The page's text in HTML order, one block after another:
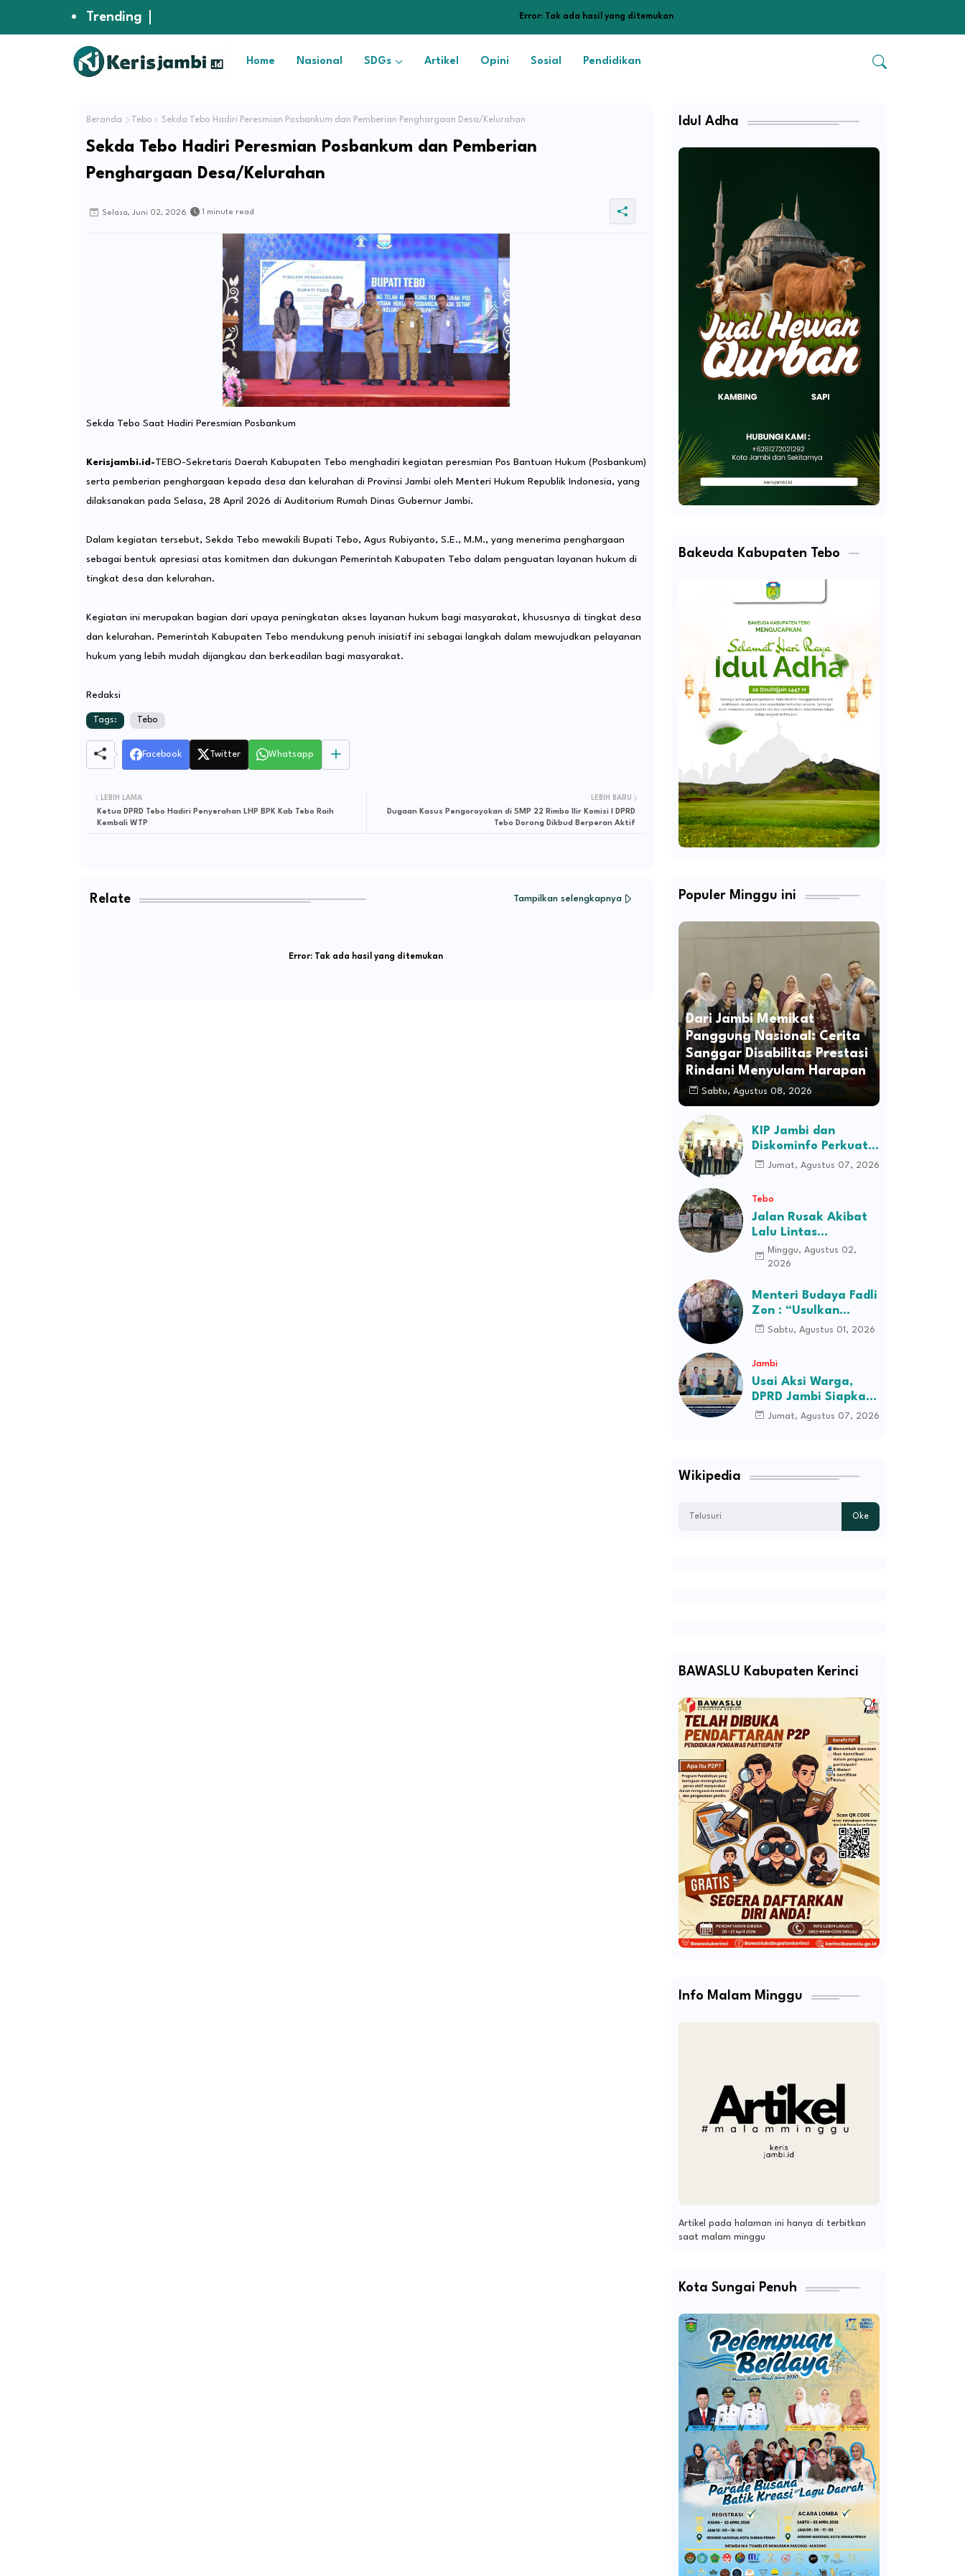
Trending Error: Tak ada hasil yang ditemukan
Home Nasional SDGs Artikel Opini Sosial Pendidikan
Beranda Tebo Sekda Tebo Hadiri Peresmian Posbankum dan Pemberian Penghargaan Desa/Kelurahan
Sekda Tebo Hadiri Peresmian Posbankum dan Pemberian
Penghargaan Desa/Kelurahan
Selasa, Juni 02, 2026 1 minute read
Sekda Tebo Saat Hadiri Peresmian Posbankum
Kerisjambi.id-TEBO-Sekretaris Daerah Kabupaten Tebo menghadiri kegiatan peresmian Pos Bantuan Hukum (Posbankum)
serta pemberian penghargaan kepada desa dan kelurahan di Provinsi Jambi oleh Menteri Hukum Republik Indonesia, yang
dilaksanakan pada Selasa, 28 April 2026 di Auditorium Rumah Dinas Gubernur Jambi.
Dalam kegiatan tersebut, Sekda Tebo mewakili Bupati Tebo, Agus Rubiyanto, S.E., M.M., yang menerima penghargaan
sebagai bentuk apresiasi atas komitmen dan dukungan Pemerintah Kabupaten Tebo dalam penguatan layanan hukum di
tingkat desa dan kelurahan.
Kegiatan ini merupakan bagian dari upaya peningkatan akses layanan hukum bagi masyarakat, khususnya di tingkat desa
dan kelurahan. Pemerintah Kabupaten Tebo mendukung penuh inisiatif ini sebagai langkah dalam mewujudkan pelayanan
hukum yang lebih mudah dijangkau dan berkeadilan bagi masyarakat.
Redaksi
Tags: Tebo
Facebook Twitter Whatsapp
LEBIH BARU
Dugaan Kasus Pengoroyokan di SMP 22 Rimbo Ilir Komisi I DPRD
Tebo Dorong Dikbud Berperan Aktif
LEBIH LAMA
Ketua DPRD Tebo Hadiri Penyerahan LHP BPK Kab Tebo Raih
Kembali WTP
Relate Tampilkan selengkapnya
Error: Tak ada hasil yang ditemukan
Idul Adha
Bakeuda Kabupaten Tebo
Populer Minggu ini
Dari Jambi Memikat
Panggung Nasional: Cerita
Sanggar Disabilitas Prestasi
Rindani Menyulam Harapan
Sabtu, Agustus 08, 2026
KIP Jambi dan
Diskominfo Perkuat
Sinergi dengan
Komisioner
Jumat, Agustus 07, 2026
Tebo
Jalan Rusak Akibat
Lalu Lintas
Kendaraan
Perusahaan,
Desa Kec Tebo Ilir
Bakal Blokade Jalan
Minggu, Agustus 02,
2026
Menteri Budaya Fadli
Zon : “Usulkan
Perusahaan Itu
Sabtu, Agustus 01, 2026
Jambi
Usai Aksi Warga,
DPRD Jambi Siapkan
RDP Jalan Simpang
Jumat, Agustus 07, 2026
Wikipedia
BAWASLU Kabupaten Kerinci
Info Malam Minggu
Artikel pada halaman ini hanya di terbitkan
saat malam minggu
Kota Sungai Penuh